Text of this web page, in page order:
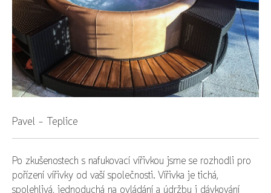
Pavel - Teplice
Po zkušenostech s nafukovací vířivkou jsme se rozhodli pro
pořízení vířivky od vaší společnosti. Vířivka je tichá,